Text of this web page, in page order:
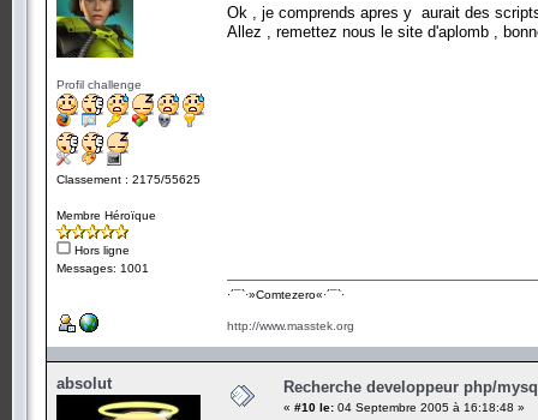
Profil challenge
Classement : 2175/55625
Membre Héroïque
Hors ligne
Messages: 1001
Ok , je comprends apres y aurait des
Allez , remettez nous le site d'aplomb ,
·´¯`·­»Comtezero«­·´¯`·
http://www.masstek.org
absolut Recherche developpeur php/
« #10 le: 04 Septembre 2005 à 16:18:48 »